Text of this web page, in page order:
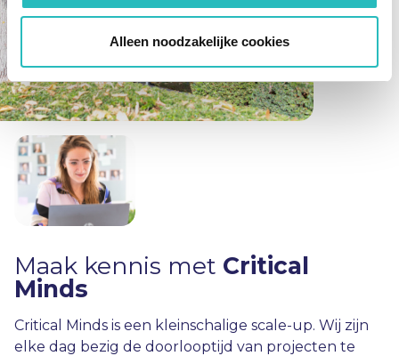
Alleen noodzakelijke cookies
Maak kennis met Critical
Minds
Critical Minds is een kleinschalige scale-up. Wij zijn
elke dag bezig de doorlooptijd van projecten te